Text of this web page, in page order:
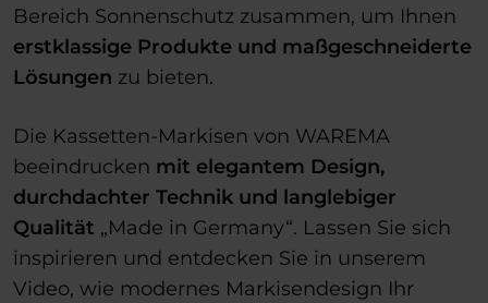
Bereich Sonnenschutz zusammen, um Ihnen
erstklassige Produkte und maßgeschneiderte
Lösungen zu bieten.
Die Kassetten-Markisen von WAREMA
beeindrucken mit elegantem Design,
durchdachter Technik und langlebiger
Qualität „Made in Germany“. Lassen Sie sich
inspirieren und entdecken Sie in unserem
Video, wie modernes Markisendesign Ihr